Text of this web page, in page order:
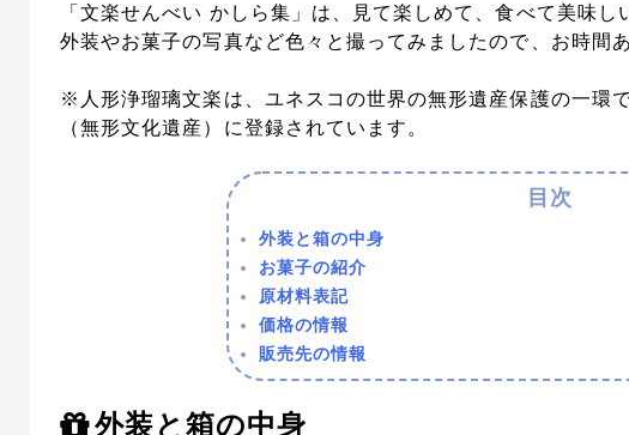
「文楽せんべい かしら集」は、見て楽しめて、食べて美味し
外装やお菓子の写真など色々と撮ってみましたので、お時間
※人形浄瑠璃文楽は、ユネスコの世界の無形遺産保護の一環
（無形文化遺産）に登録されています。
外装と箱の中身
お菓子の紹介
原材料表記
価格の情報
販売先の情報
外装と箱の中身